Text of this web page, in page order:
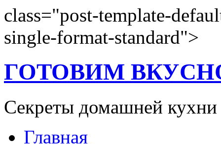
class="post-template-
single-format-standard">
ГОТОВИМ
Секреты домашней кухни
Главная